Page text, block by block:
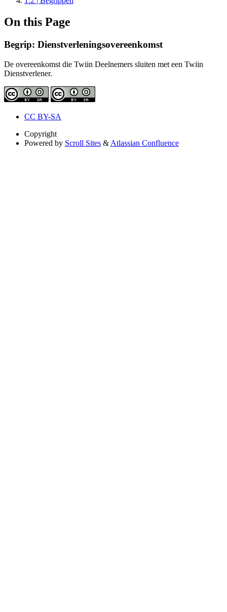
On this Page
Begrip: Dienstverleningsovereenkomst
De overeenkomst die Twiin Deelnemers sluiten met een Twiin
Dienstverlener.
CC BY-SA
Copyright
Powered by Scroll Sites & Atlassian Confluence